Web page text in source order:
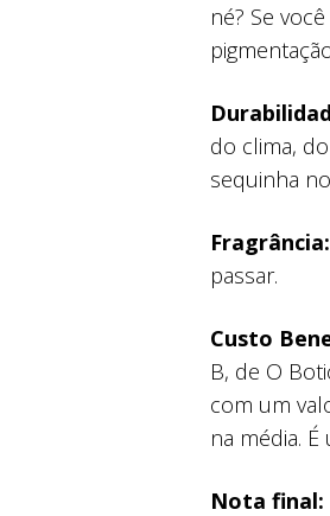
né? Se
do clima,
sequinha
passar.
Custo
B, de O
com um
na média.
Nota final: